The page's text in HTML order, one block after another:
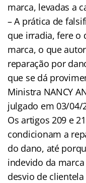
marca, levadas a
– A prática de
que irradia, fere o
marca, o que
reparação por
que se dá
Ministra NANCY
julgado em 03/04/
Os artigos 209 e
condicionam a
do dano, até
indevido da
desvio de